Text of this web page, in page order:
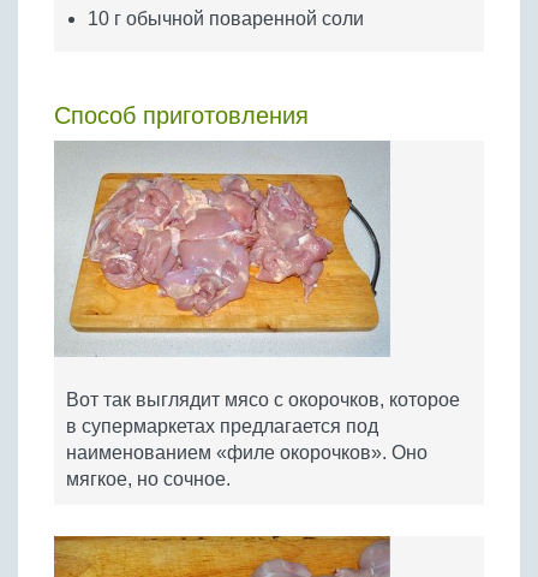
10 г обычной поваренной соли
Способ приготовления
Вот так выглядит мясо с окорочков, которое
в супермаркетах предлагается под
наименованием «филе окорочков». Оно
мягкое, но сочное.